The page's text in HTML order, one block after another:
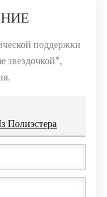
поддержки
звездочкой*,
Полиэстера